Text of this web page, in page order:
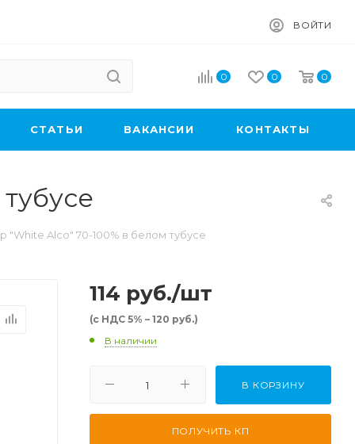
ВОЙТИ
0 0 0
CТАТЬИ ВАКАНСИИ КОНТАКТЫ
Alco" 70-100% в белом тубусе
114 руб./шт
(с НДС 5% – 120 руб.)
В наличии
В КОРЗИНУ